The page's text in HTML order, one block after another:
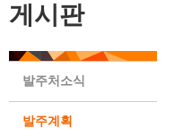
게시판
발주처소식
발주계획